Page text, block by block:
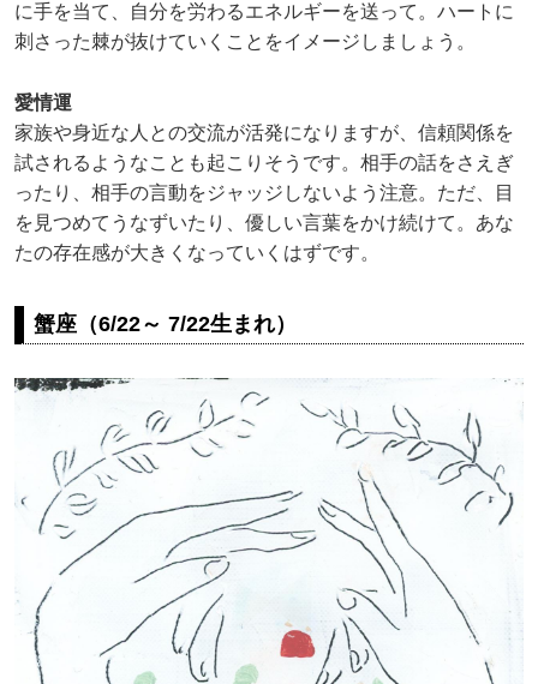
に手を当て、自分を労わるエネルギーを送って。ハートに
刺さった棘が抜けていくことをイメージしましょう。
愛情運
家族や身近な人との交流が活発になりますが、信頼関係を
試されるようなことも起こりそうです。相手の話をさえぎ
ったり、相手の言動をジャッジしないよう注意。ただ、目
を見つめてうなずいたり、優しい言葉をかけ続けて。あな
たの存在感が大きくなっていくはずです。
蟹座（6/22～ 7/22生まれ）